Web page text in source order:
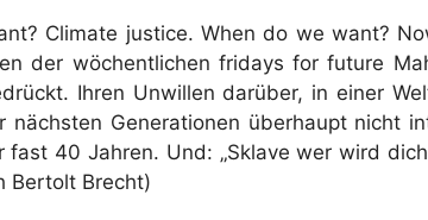
Climate justice. When do we want?
der wöchentlichen fridays for future
Ihren Unwillen darüber, in einer
nächsten Generationen überhaupt nicht
fast 40 Jahren. Und: „Sklave wer wird
Bertolt Brecht)